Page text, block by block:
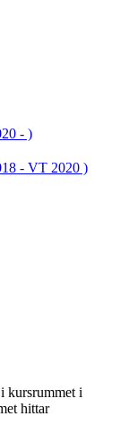
- )
- VT 2020 )
kursrummet i
hittar